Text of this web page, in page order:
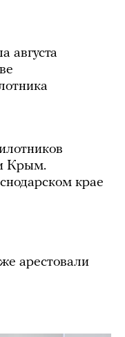
августа
Крым.
крае
арестовали